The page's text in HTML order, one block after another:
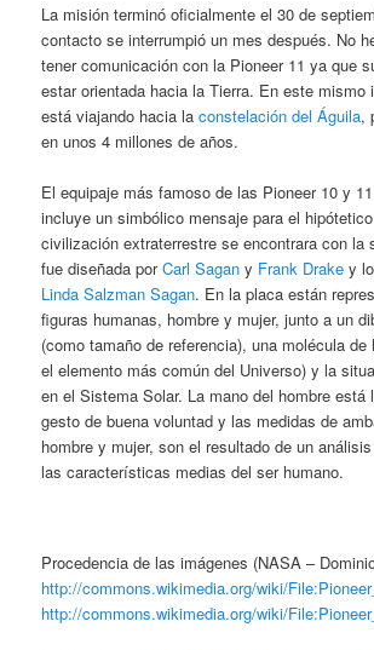
La misión terminó oficialmente el 30 de
contacto se interrumpió un mes después. No
tener comunicación con la Pioneer 11 ya que
estar orientada hacia la Tierra. En este mismo
está viajando hacia laconstelación del Águila,
en unos 4 millones de años.
El equipaje más famoso de las Pioneer 10 y
incluye un simbólico mensaje para el
civilización extraterrestre se encontrara con la
fue diseñada porCarl Sagan y Frank Drake y
Linda Salzman Sagan. En la placa están
figuras humanas, hombre y mujer, junto a un
(como tamaño de referencia), una molécula de
el elemento más común del Universo) y la
en el Sistema Solar. La mano del hombre está
gesto de buena voluntad y las medidas de
hombre y mujer, son el resultado de un
las características medias del ser humano.
Procedencia de las imágenes (NASA –
http://commons.wikimedia.org/wiki/
http://commons.wikimedia.org/wiki/